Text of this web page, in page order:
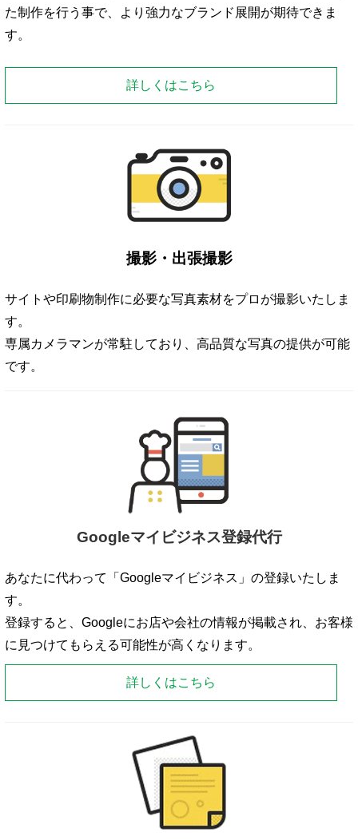
た制作を行う事で、より強力なブランド展開が期待できま
す。
詳しくはこちら
撮影・出張撮影
サイトや印刷物制作に必要な写真素材をプロが撮影いたしま
す。
専属カメラマンが常駐しており、高品質な写真の提供が可能
です。
Googleマイビジネス登録代行
あなたに代わって「Googleマイビジネス」の登録いたしま
す。
登録すると、Googleにお店や会社の情報が掲載され、お客様
に見つけてもらえる可能性が高くなります。
詳しくはこちら